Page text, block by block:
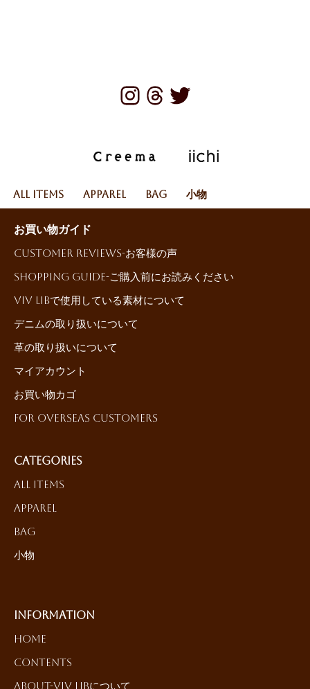
All Items Apparel Bag 小物
お買い物ガイド
Customer reviews-お客様の声
Shopping Guide-ご購入前にお読みください
ViV LiBで使用している素材について
デニムの取り扱いについて
革の取り扱いについて
マイアカウント
お買い物カゴ
For Overseas Customers
Categories
All Items
Apparel
Bag
小物
Information
HOME
Contents
About-ViV LiBについて